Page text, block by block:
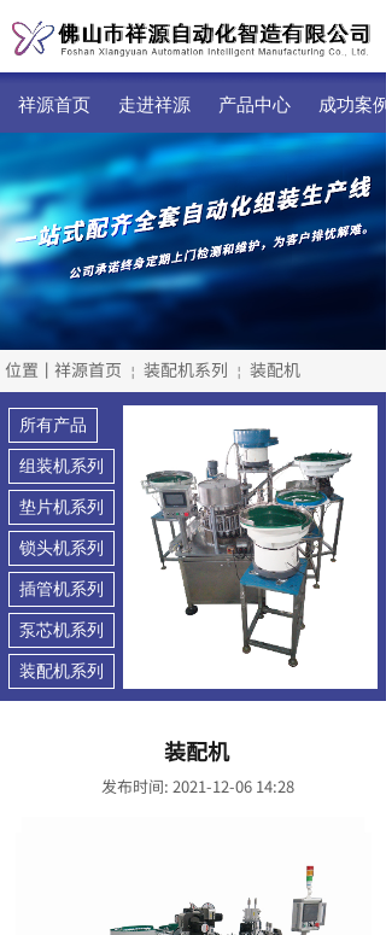
祥源首页 走进祥源 产品中心 成功案例
祥源首页 ￤ 装配机系列 ￤ 装配机
位置丨
所有产品
组装机系列
垫片机系列
锁头机系列
插管机系列
泵芯机系列
装配机系列
装配机
发布时间: 2021-12-06 14:28